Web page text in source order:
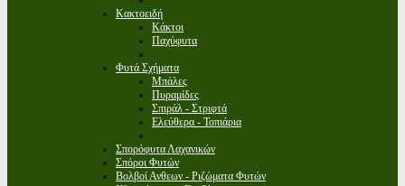
Κακτοειδή
Κάκτοι
Παχύφυτα
Φυτά Σχήματα
Μπάλες
Πυραμίδες
Σπιράλ - Στριφτά
Ελεύθερα - Τοπιάρια
Σπορόφυτα Λαχανικών
Σπόροι Φυτών
Βολβοί Ανθεων - Ριζώματα Φυτών